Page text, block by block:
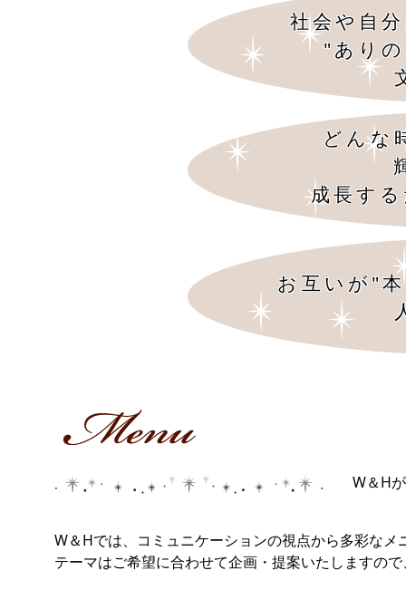
社会や自
"あり
どんな
成長す
お互いが"
W＆H
W＆Hでは、コミュニケーションの視点から多彩な
テーマはご希望に合わせて企画・提案いたしますの